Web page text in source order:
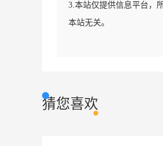
3.本站仅提供信息平台，
本站无关。
猜您喜欢